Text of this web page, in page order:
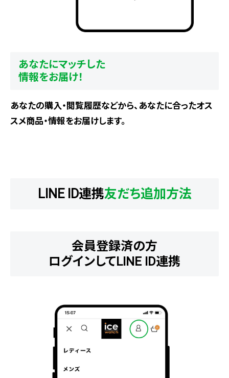
あなたにマッチした
情報をお届け！
あなたの購入・閲覧履歴などから、あなたに合ったオス
スメ商品・情報をお届けします。
LINE ID連携友だち追加方法
会員登録済の方
ログインしてLINE ID連携